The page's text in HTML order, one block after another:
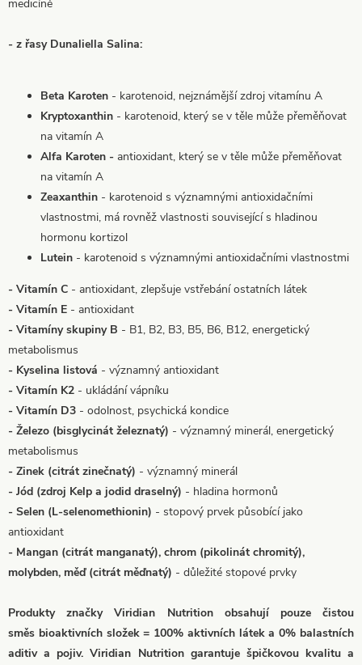
medicíně
- z řasy Dunaliella Salina:
Beta Karoten - karotenoid, nejznámější zdroj vitamínu A
Kryptoxanthin - karotenoid, který se v těle může přeměňovat
na vitamín A
Alfa Karoten - antioxidant, který se v těle může přeměňovat
na vitamín A
Zeaxanthin - karotenoid s významnými antioxidačními
vlastnostmi, má rovněž vlastnosti související s hladinou
hormonu kortizol
Lutein - karotenoid s významnými antioxidačními vlastnostmi
- Vitamín C - antioxidant, zlepšuje vstřebání ostatních látek
- Vitamín E - antioxidant
- Vitamíny skupiny B - B1, B2, B3, B5, B6, B12, energetický
metabolismus
- Kyselina listová - významný antioxidant
- Vitamín K2 - ukládání vápníku
- Vitamín D3 - odolnost, psychická kondice
- Železo (bisglycinát železnatý) - významný minerál, energetický
metabolismus
- Zinek (citrát zinečnatý) - významný minerál
- Jód (zdroj Kelp a jodid draselný) - hladina hormonů
- Selen (L-selenomethionin) - stopový prvek působící jako
antioxidant
- Mangan (citrát manganatý), chrom (pikolinát chromitý),
molybden, měď (citrát měďnatý) - důležité stopové prvky
Produkty značky Viridian Nutrition obsahují pouze čistou
směs bioaktivních složek = 100% aktivních látek a 0% balastních
aditiv a pojiv. Viridian Nutrition garantuje špičkovou kvalitu a